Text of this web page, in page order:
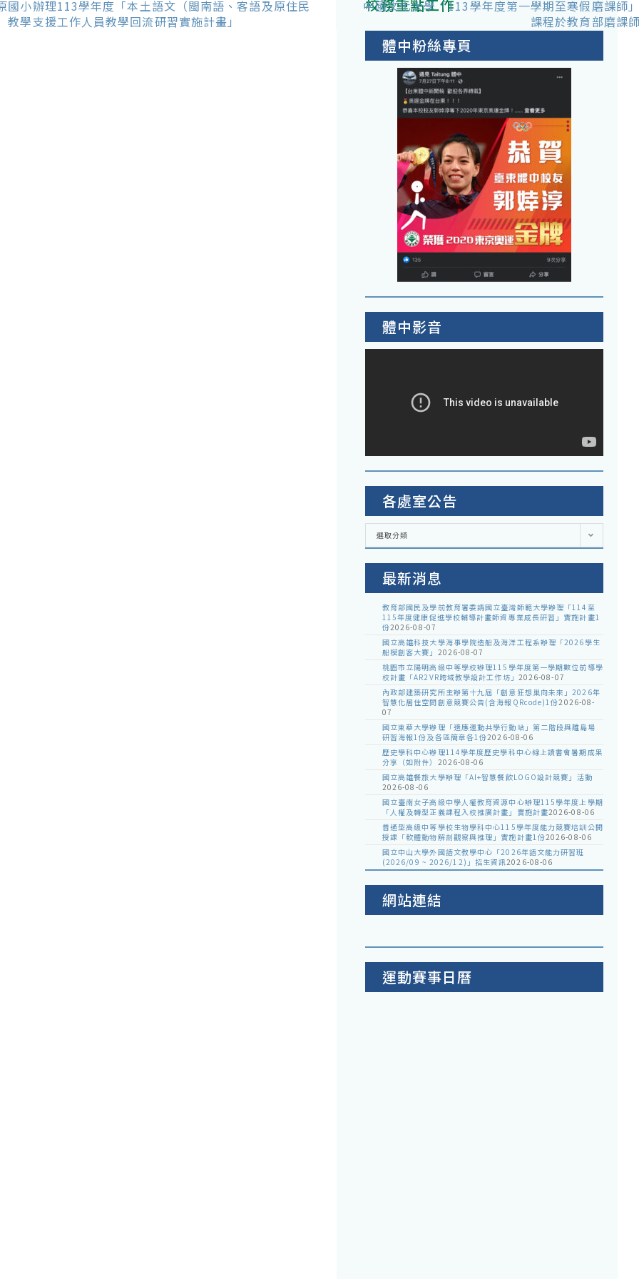
國小辦理113學年度「本土語文（閩南語、客語及原住民
教學支援工作人員教學回流研習實施計畫」
中國文化大學「113學年度第一學期至寒假磨課師
課程於教育部磨課
校務重點工作
體中粉絲專頁
體中影音
各處室公告
各
室
選取分類
最新消息
教育部國民及學前教育署委請國立臺灣師範大學辦理「114至
115年度健康促進學校輔導計畫師資專業成長研習」實施計畫1
份2026-08-07
國立高雄科技大學海事學院造船及海洋工程系辦理「2026學生
船模創客大賽」 2026-08-07
桃園市立陽明高級中等學校辦理115學年度第一學期數位前導學
校計畫「AR2VR跨域教學設計工作坊」 2026-08-07
內政部建築研究所主辦第十九屆「創意狂想巢向未來」2026年
智慧化居住空間創意競賽公告(含海報QRcode)1份2026-08-
07
國立東華大學辦理「適應運動共學行動站」第二階段與離島場
研習海報1份及各區簡章各1份2026-08-06
歷史學科中心辦理114學年度歷史學科中心線上讀書會暑期成果
分享（如附件） 2026-08-06
國立高雄餐旅大學辦理「AI+智慧餐飲LOGO設計競賽」活動
2026-08-06
國立臺南女子高級中學人權教育資源中心辦理115學年度上學期
「人權及轉型正義課程入校推廣計畫」實施計畫2026-08-06
普通型高級中等學校生物學科中心115學年度能力競賽培訓公開
授課「軟體動物解剖觀察與推理」實施計畫1份2026-08-06
國立中山大學外國語文教學中心「2026年語文能力研習班
(2026/09 ~ 2026/12)」招生資訊2026-08-06
網站連結
運動賽事日曆